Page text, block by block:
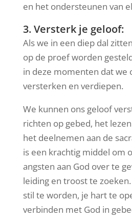
en het ondersteunen van
3. Versterk je geloof:
Als we in een diep dal
op de proef worden
in deze momenten dat we
versterken en verdiepen.
We kunnen ons geloof
richten op gebed, het
het deelnemen aan de
is een krachtig middel om
angsten aan God over te
leiding en troost te
stil te worden, je hart te
verbinden met God in